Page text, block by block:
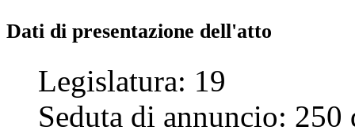
Dati di presentazione dell'atto
Legislatura: 19
Seduta di annuncio: 250